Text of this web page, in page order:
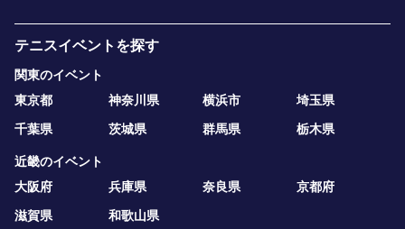
テニスイベントを探す
関東のイベント
東京都
神奈川県 横浜市
埼玉県
千葉県
茨城県 群馬県 栃木県
近畿のイベント
大阪府
兵庫県 奈良県
京都府
滋賀県
和歌山県